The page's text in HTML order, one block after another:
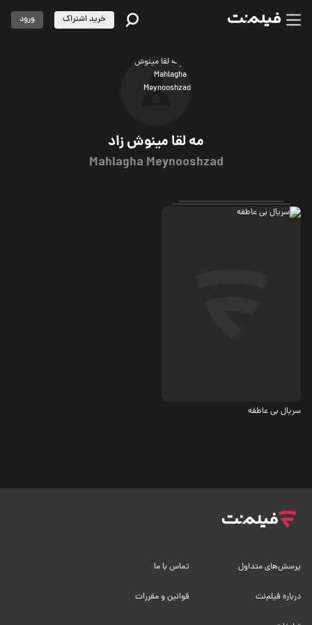
مه لقا مینوش زاد
Mahlagha Meynooshzad
خرید اشتراک ورود
سریال بی عاطفه
پرسش‌های متداول تماس با ما
درباره فیلم‌نت قوانین و مقررات